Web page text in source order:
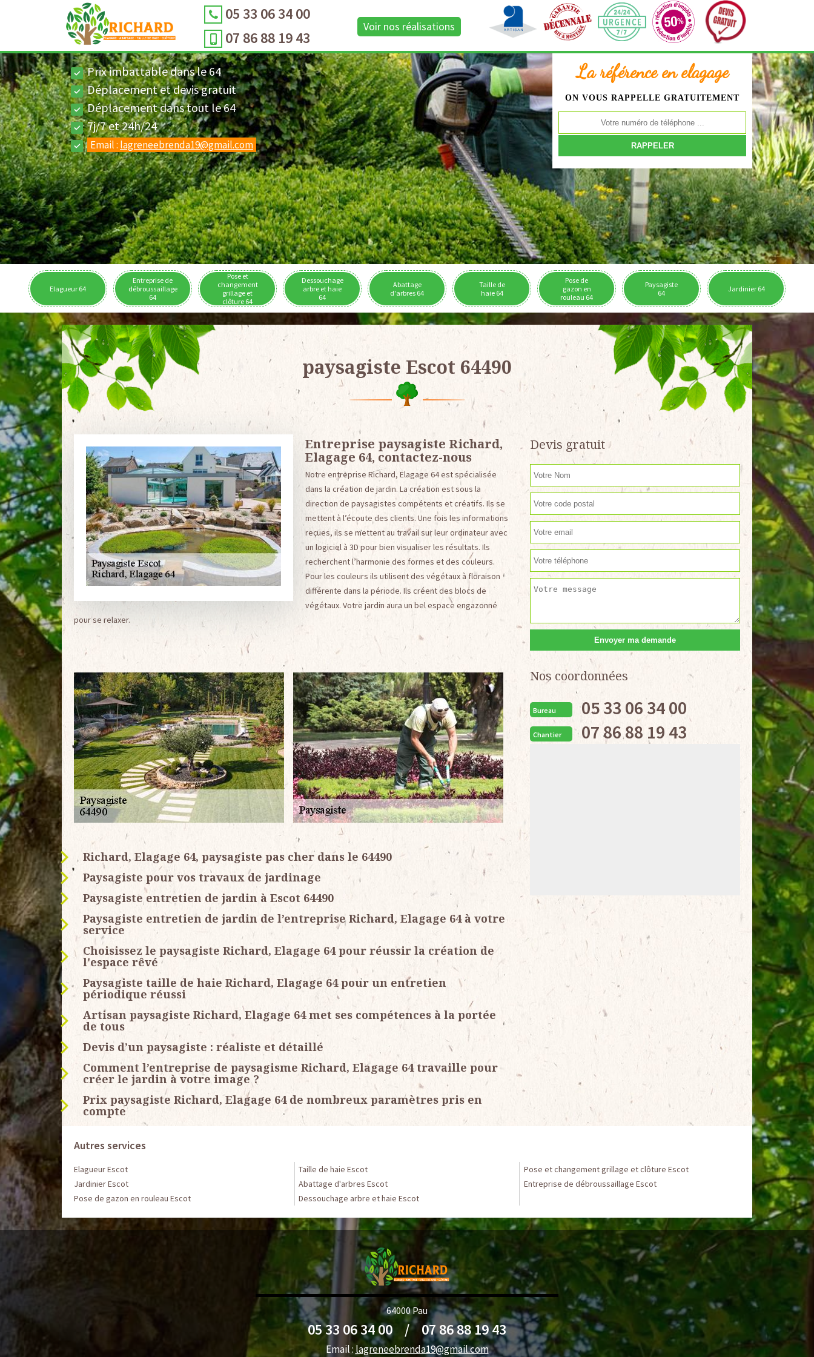
05 33 06 34 00
07 86 88 19 43
Voir nos réalisations
La référence en elagage
ON VOUS RAPPELLE GRATUITEMENT
Prix imbattable dans le 64
Déplacement et devis gratuit
Déplacement dans tout le 64
7j/7 et 24h/24
Email : lagreneebrenda19@gmail.com
Elagueur 64
Entreprise de
débroussaillage
64
Pose et
changement
grillage et
clôture 64
Dessouchage
arbre et haie
64
Abattage
d'arbres 64
Taille de
haie 64
Pose de
gazon en
rouleau 64
Paysagiste
64
Jardinier 64
paysagiste Escot 64490
Entreprise paysagiste Richard,
Elagage 64, contactez-nous
Notre entreprise Richard, Elagage 64 est spécialisée
dans la création de jardin. La création est sous la
direction de paysagistes compétents et créatifs. Ils se
mettent à l’écoute des clients. Une fois les informations
reçues, ils se mettent au travail sur leur ordinateur avec
un logiciel à 3D pour bien visualiser les résultats. Ils
recherchent l’harmonie des formes et des couleurs.
Pour les couleurs ils utilisent des végétaux à floraison
différente dans la période. Ils créent des blocs de
végétaux. Votre jardin aura un bel espace engazonné
pour se relaxer.
Richard, Elagage 64, paysagiste pas cher dans le 64490
Paysagiste pour vos travaux de jardinage
Paysagiste entretien de jardin à Escot 64490
Paysagiste entretien de jardin de l’entreprise Richard, Elagage 64 à votre
service
Choisissez le paysagiste Richard, Elagage 64 pour réussir la création de
l'espace rêvé
Paysagiste taille de haie Richard, Elagage 64 pour un entretien
périodique réussi
Artisan paysagiste Richard, Elagage 64 met ses compétences à la portée
de tous
Devis d’un paysagiste : réaliste et détaillé
Comment l’entreprise de paysagisme Richard, Elagage 64 travaille pour
créer le jardin à votre image ?
Prix paysagiste Richard, Elagage 64 de nombreux paramètres pris en
compte
Devis gratuit
Nos coordonnées
Bureau 05 33 06 34 00
Chantier 07 86 88 19 43
Autres services
Elagueur Escot
Jardinier Escot
Pose de gazon en rouleau Escot
Taille de haie Escot
Abattage d'arbres Escot
Dessouchage arbre et haie Escot
Pose et changement grillage et clôture Escot
Entreprise de débroussaillage Escot
64000 Pau
05 33 06 34 00 / 07 86 88 19 43
Email : lagreneebrenda19@gmail.com